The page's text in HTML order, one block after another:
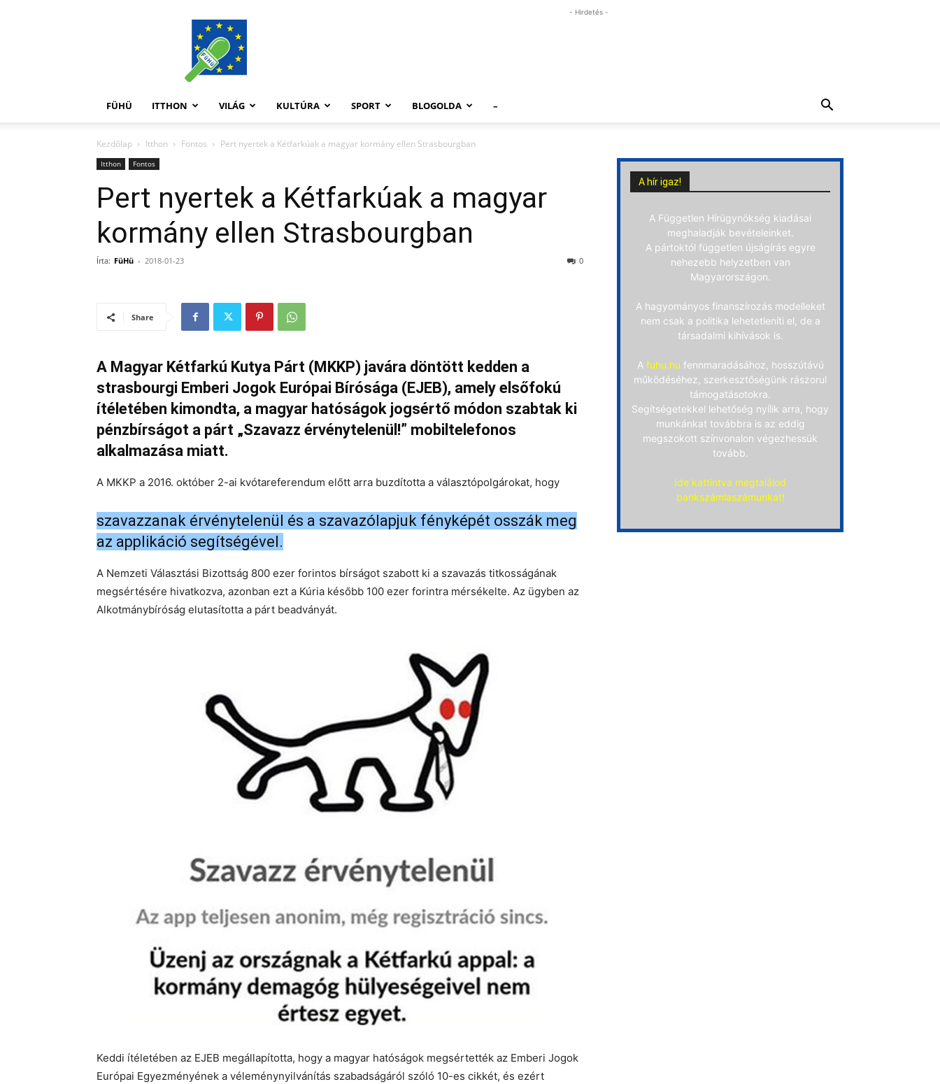
FüHü
- Hirdetés -
FÜHÜ ITTHON VILÁG KULTÚRA SPORT BLOGOLDA –
Kezdőlap Itthon Fontos Pert nyertek a Kétfarkúak a magyar kormány ellen Strasbourgban
Itthon Fontos
Pert nyertek a Kétfarkúak a magyar
kormány ellen Strasbourgban
Írta: FüHü - 2018-01-23 0
Share
A Magyar Kétfarkú Kutya Párt (MKKP) javára döntött kedden a
strasbourgi Emberi Jogok Európai Bírósága (EJEB), amely elsőfokú
ítéletében kimondta, a magyar hatóságok jogsértő módon szabtak ki
pénzbírságot a párt „Szavazz érvénytelenül!” mobiltelefonos
alkalmazása miatt.
A MKKP a 2016. október 2-ai kvótareferendum előtt arra buzdította a választópolgárokat, hogy
szavazzanak érvénytelenül és a szavazólapjuk fényképét osszák meg
az applikáció segítségével.
A Nemzeti Választási Bizottság 800 ezer forintos bírságot szabott ki a szavazás titkosságának
megsértésére hivatkozva, azonban ezt a Kúria később 100 ezer forintra mérsékelte. Az ügyben az
Alkotmánybíróság elutasította a párt beadványát.
Keddi ítéletében az EJEB megállapította, hogy a magyar hatóságok megsértették az Emberi Jogok
Európai Egyezményének a véleménynyilvánítás szabadságáról szóló 10-es cikkét, és ezért
A hír igaz!
A Független Hírügynökség kiadásai
meghaladják bevételeinket.
A pártoktól független újságírás egyre
nehezebb helyzetben van
Magyarországon.
A hagyományos finanszírozás modelleket
nem csak a politika lehetetleníti el, de a
társadalmi kihívások is.
A fuhu.hu fennmaradásához, hosszútávú
működéséhez, szerkesztőségünk rászorul
támogatásotokra.
Segítségetekkel lehetőség nyílik arra, hogy
munkánkat továbbra is az eddig
megszokott színvonalon végezhessük
tovább.
Ide kattintva megtalálod
bankszámlaszámunkat!